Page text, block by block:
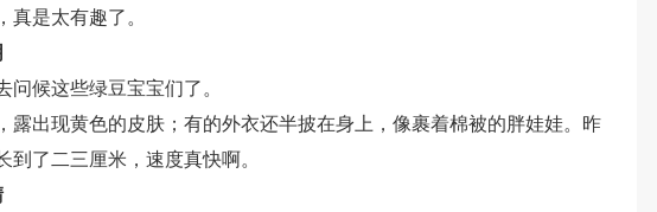
是太有趣了。
候这些绿豆宝宝们了。
露出现黄色的皮肤；有的外衣还半披在身上，像裹着棉被的胖娃娃。昨
了二三厘米，速度真快啊。